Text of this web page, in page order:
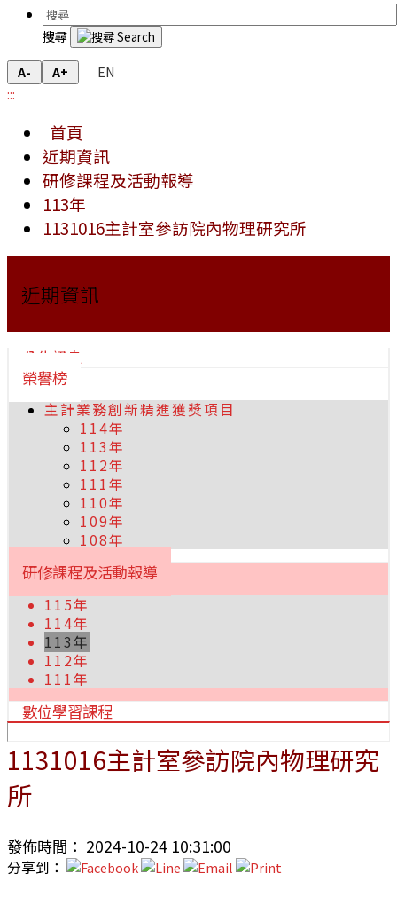
搜尋
A- A+
EN
:::
首頁
近期資訊
研修課程及活動報導
113年
1131016主計室參訪院內物理研究所
近期資訊
公告訊息
榮譽榜
主計業務創新精進獲獎項目
114年
113年
112年
111年
110年
109年
108年
研修課程及活動報導
115年
114年
113年
112年
111年
數位學習課程
1131016主計室參訪院內物理研究
所
發佈時間： 2024-10-24 10:31:00
分享到：